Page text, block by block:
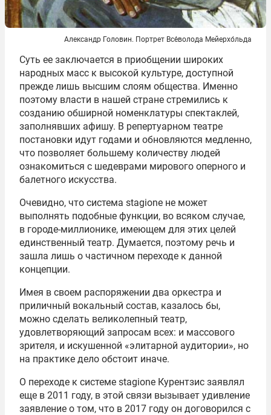
Александр Головин. Портрет Все́волода Мейерхо́льда
Суть ее заключается в приобщении широких
народных масс к высокой культуре, доступной
прежде лишь высшим слоям общества. Именно
поэтому власти в нашей стране стремились к
созданию обширной номенклатуры спектаклей,
заполнявших афишу. В репертуарном театре
постановки идут годами и обновляются медленно,
что позволяет большему количеству людей
ознакомиться с шедеврами мирового оперного и
балетного искусства.
Очевидно, что система stagione не может
выполнять подобные функции, во всяком случае,
в городе-миллионике, имеющем для этих целей
единственный театр. Думается, поэтому речь и
зашла лишь о частичном переходе к данной
концепции.
Имея в своем распоряжении два оркестра и
приличный вокальный состав, казалось бы,
можно сделать великолепный театр,
удовлетворяющий запросам всех: и массового
зрителя, и искушенной «элитарной аудитории», но
на практике дело обстоит иначе.
О переходе к системе stagione Курентзис заявлял
еще в 2011 году, в этой связи вызывает удивление
заявление о том, что в 2017 году он договорился с